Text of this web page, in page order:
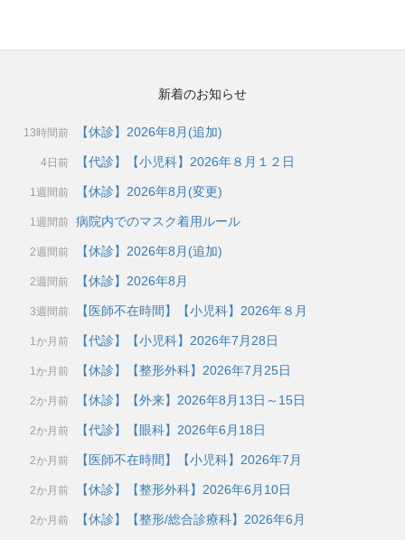
新着のお知らせ
13時間前 【休診】2026年8月(追加)
4日前 【代診】【小児科】2026年８月１２日
1週間前 【休診】2026年8月(変更)
1週間前 病院内でのマスク着用ルール
2週間前 【休診】2026年8月(追加)
2週間前 【休診】2026年8月
3週間前 【医師不在時間】【小児科】2026年８月
1か月前 【代診】【小児科】2026年7月28日
1か月前 【休診】【整形外科】2026年7月25日
2か月前 【休診】【外来】2026年8月13日～15日
2か月前 【代診】【眼科】2026年6月18日
2か月前 【医師不在時間】【小児科】2026年7月
2か月前 【休診】【整形外科】2026年6月10日
2か月前 【休診】【整形/総合診療科】2026年6月